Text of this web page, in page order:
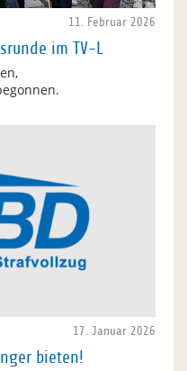
11. Februar 2026
im TV-L
17. Januar 2026
bieten!